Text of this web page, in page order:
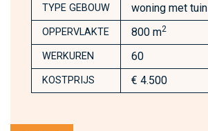
TYPE GEBOUW woning met tuin
OPPERVLAKTE 800 m2
WERKUREN 60
KOSTPRIJS € 4.500